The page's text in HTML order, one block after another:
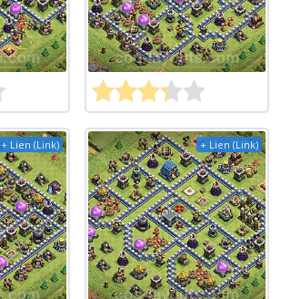
+ Lien (Link) + Lien (Link)